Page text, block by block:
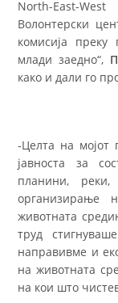
North-East-
Волонтерски
комисија преку
млади заедно“,
како и дали го
-Целта на мојот
јавноста за
планини,
организирање
животната
труд
направивме и
на животната
на кои што